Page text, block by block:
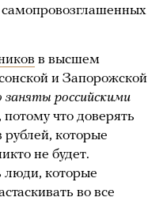
в высшем
и Запорожской
российскими
потому что доверять
которые
не будет.
люди, которые
во все